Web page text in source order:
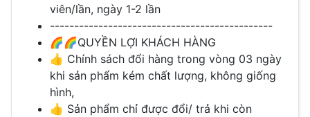
viên/lần, ngày 1-2 lần
----------------------------------------------
🌈🌈QUYỀN LỢI KHÁCH HÀNG
👍 Chính sách đổi hàng trong vòng 03 ngày
khi sản phẩm kém chất lượng, không giống
hình,
👍 Sản phẩm chỉ được đổi/ trả khi còn